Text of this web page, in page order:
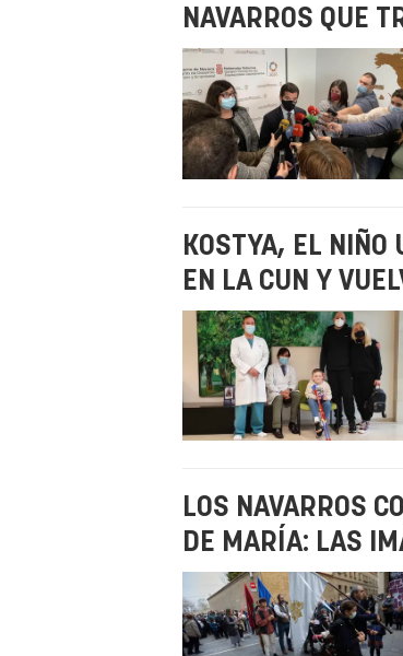
NAVARROS QUE
KOSTYA, EL NIÑO
EN LA CUN Y
LOS NAVARROS
DE MARÍA: LAS